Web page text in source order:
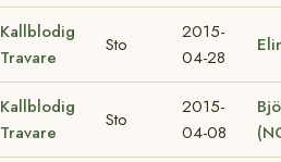
Kallblodig
Travare
Sto
2015-
04-28
Kallblodig
Travare
Sto
2015-
04-08